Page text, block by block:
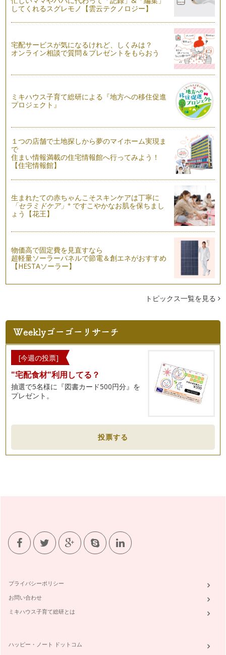
してくれるスグレモノ【雲云テクノロジー】
宅配サービスが気になるけれど、しくみは？
オンライン相談で質問＆プレゼントをもらおう
ミキハウス子育て総研による『地方への移住促進
プロジェクト』
１つの店舗で土地探しから夢のマイホーム実現ま
で
住まい情報満載の住宅情報館へ行ってみよう！
【住宅情報館】
生まれたての赤ちゃんこそスキンケアは丁寧に
「セラミドケア」※ ですこやかなお肌を保ちまし
ょう【花王】
物価高で固定費を見直すなら
超軽量ソーラーパネルで節電＆創エネがおすすめ
【HESTAソーラー】
トピックス一覧を見る
[今週の投票]
"宅配食材"利用してる？
抽選で5名様に『図書カード500円分』を
プレゼント。
投票する
プライバシーポリシー
お問い合わせ
ミキハウス子育て総研とは
ハッピー・ノート ドットコム